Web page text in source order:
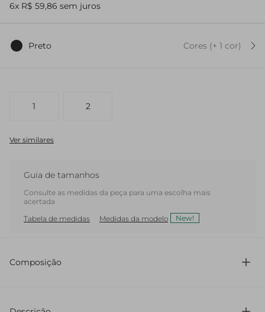
6x R$ 59,86 sem juros
Preto Cores (+ 1 cor)
1 2
Ver similares
Guia de tamanhos
Consulte as medidas da peça para uma escolha mais
acertada
Tabela de medidas
Medidas da modelo New!
Composição